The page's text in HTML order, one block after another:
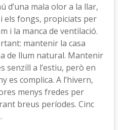
d’una mala olor a la llar,
els fongs, propiciats per
i la manca de ventilació.
mantenir la casa
de llum natural. Mantenir
senzill a l’estiu, però en
es complica. A l’hivern,
menys fredes per
breus períodes. Cinc